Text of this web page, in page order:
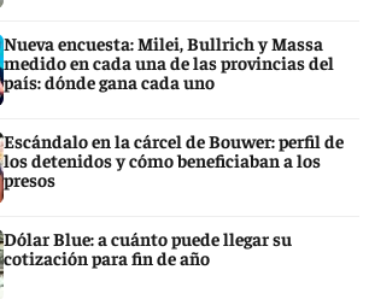
Nueva encuesta: Milei, Bullrich y Massa
medido en cada una de las provincias del
país: dónde gana cada uno
Escándalo en la cárcel de Bouwer: perfil de
los detenidos y cómo beneficiaban a los
presos
Dólar Blue: a cuánto puede llegar su
cotización para fin de año